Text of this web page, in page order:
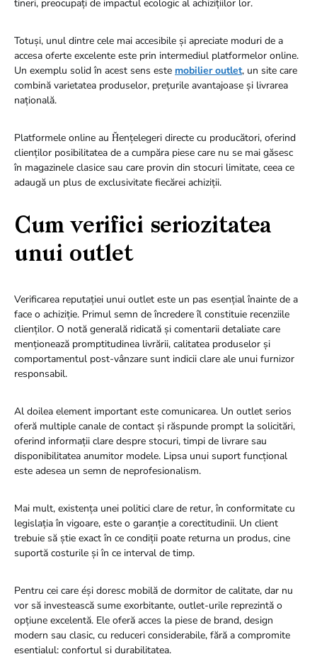
tineri, preocupați de impactul ecologic al achizițiilor lor.
Totuși, unul dintre cele mai accesibile și apreciate moduri de a
accesa oferte excelente este prin intermediul platformelor online.
Un exemplu solid în acest sens este mobilier outlet, un site care
combină varietatea produselor, prețurile avantajoase și livrarea
națională.
Platformele online au Ȟențelegeri directe cu producători, oferind
clienților posibilitatea de a cumpăra piese care nu se mai găsesc
în magazinele clasice sau care provin din stocuri limitate, ceea ce
adaugă un plus de exclusivitate fiecărei achiziții.
Cum verifici seriozitatea
unui outlet
Verificarea reputației unui outlet este un pas esențial înainte de a
face o achiziție. Primul semn de încredere îl constituie recenziile
clienților. O notă generală ridicată și comentarii detaliate care
menționează promptitudinea livrării, calitatea produselor și
comportamentul post-vânzare sunt indicii clare ale unui furnizor
responsabil.
Al doilea element important este comunicarea. Un outlet serios
oferă multiple canale de contact și răspunde prompt la solicitări,
oferind informații clare despre stocuri, timpi de livrare sau
disponibilitatea anumitor modele. Lipsa unui suport funcțional
este adesea un semn de neprofesionalism.
Mai mult, existența unei politici clare de retur, în conformitate cu
legislația în vigoare, este o garanție a corectitudinii. Un client
trebuie să știe exact în ce condiții poate returna un produs, cine
suportă costurile și în ce interval de timp.
Pentru cei care éși doresc mobilă de dormitor de calitate, dar nu
vor să investească sume exorbitante, outlet-urile reprezintă o
opțiune excelentă. Ele oferă acces la piese de brand, design
modern sau clasic, cu reduceri considerabile, fără a compromite
esențialul: confortul și durabilitatea.